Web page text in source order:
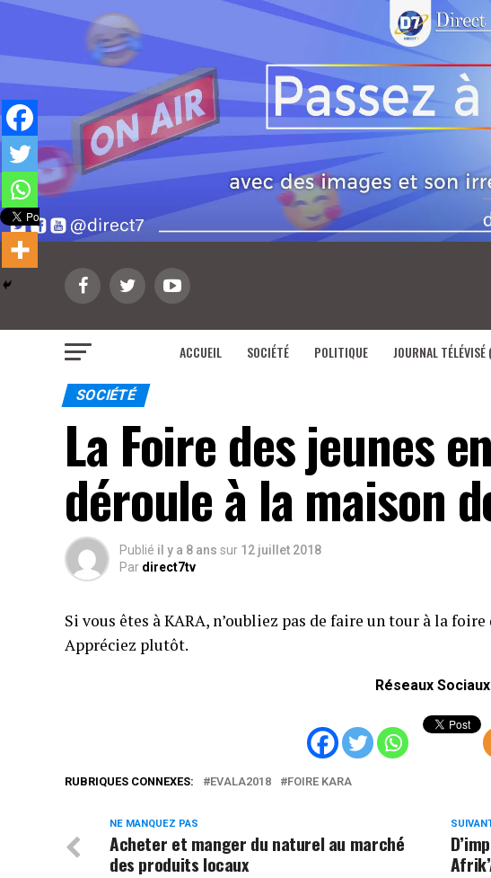
ACCUEIL SOCIÉTÉ POLITIQUE JOURNAL
SOCIÉTÉ
La Foire des jeunes
déroule à la maison
Publié il y a 8 ans sur 12 juillet 2018
Par direct7tv
Si vous êtes à KARA, n’oubliez pas de faire un tour à la
Appréciez plutôt.
Réseaux Sociaux
RUBRIQUES CONNEXES: EVALA2018 FOIRE KARA
NE MANQUEZ PAS
Acheter et manger du naturel au marché
des produits locaux